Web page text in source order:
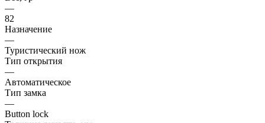
—
82
Назначение
—
Туристический нож
Тип открытия
—
Автоматическое
Тип замка
—
Button lock